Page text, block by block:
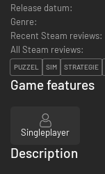
Release datum:
Genre:
Recent Steam reviews:
All Steam reviews:
PUZZEL SIM STRATEGIE
Game features
Singleplayer
Description